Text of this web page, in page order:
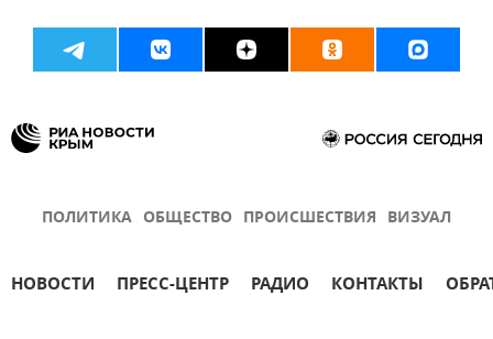
ПОЛИТИКА ОБЩЕСТВО ПРОИСШЕСТВИЯ ВИЗУАЛ
НОВОСТИ ПРЕСС-ЦЕНТР РАДИО КОНТАКТЫ